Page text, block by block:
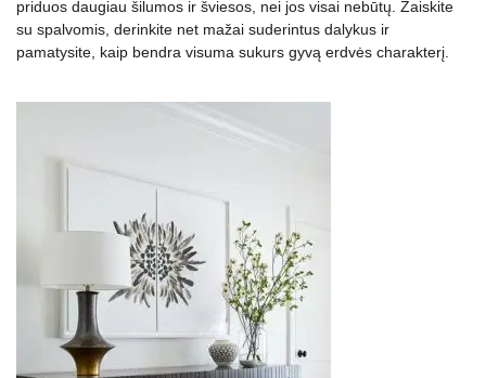
priduos daugiau šilumos ir šviesos, nei jos visai nebūtų. Žaiskite
su spalvomis, derinkite net mažai suderintus dalykus ir
pamatysite, kaip bendra visuma sukurs gyvą erdvės charakterį.